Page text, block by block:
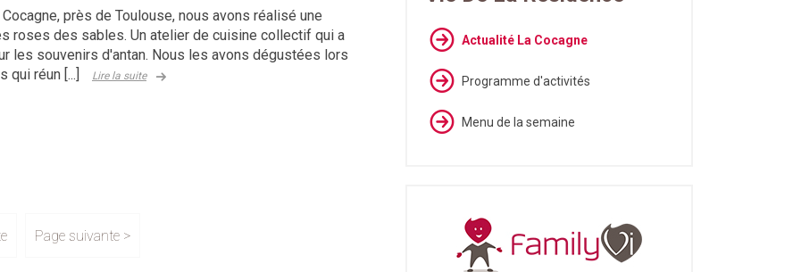
près de Toulouse, nous avons réalisé une
roses des sables. Un atelier de cuisine collectif qui a
les souvenirs d'antan. Nous les avons dégustées lors
qui réun [...]
Lire la suite
Page suivante >
Actualité La Cocagne
Programme d'activités
Menu de la semaine